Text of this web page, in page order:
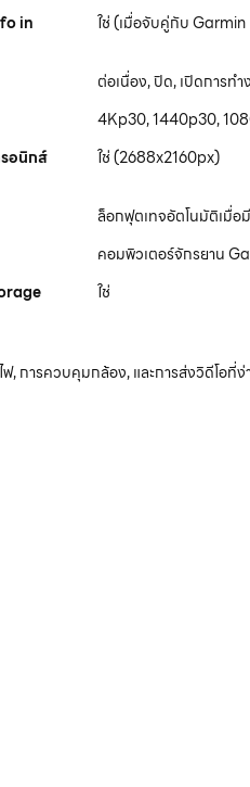
in
ใช่ (เมื่อจับคู่กับ
ต่อเนื่อง, ปิด, เปิดการทำ
4Kp30, 1440p30,
อนิกส์
ใช่ (2688x2160px)
ล็อกฟุตเทจอัตโนมัติเมื่
คอมพิวเตอร์จักรยาน
ใช่
ไฟ, การควบคุมกล้อง, และการส่งวิดีโอที่ง่